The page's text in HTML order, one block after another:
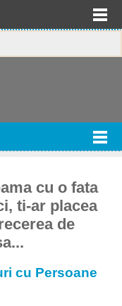
cu o fata
ti-ar placea
de
cu Persoane